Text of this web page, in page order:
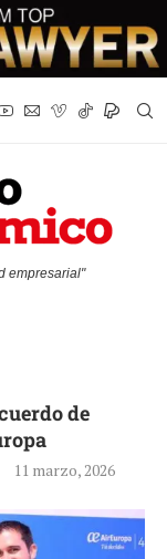
empresarial"
de
11 marzo, 2026